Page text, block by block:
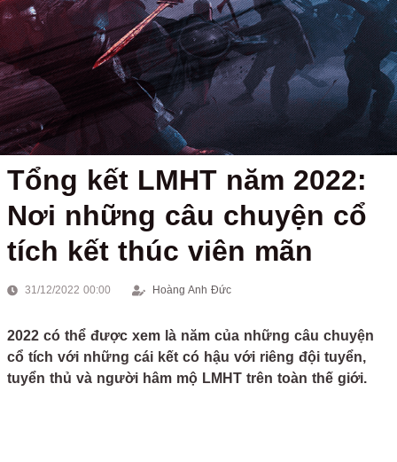
Tổng kết LMHT năm 2022:
Nơi những câu chuyện cổ
tích kết thúc viên mãn
31/12/2022 00:00 Hoàng Anh Đức
2022 có thể được xem là năm của những câu chuyện
cổ tích với những cái kết có hậu với riêng đội tuyển,
tuyển thủ và người hâm mộ LMHT trên toàn thế giới.